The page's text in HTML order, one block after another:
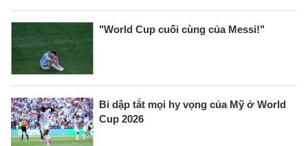
"World Cup cuối cùng của Messi!"
Bỉ dập tắt mọi hy vọng của Mỹ ở World
Cup 2026